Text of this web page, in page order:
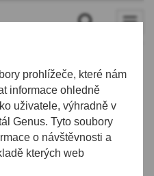
prohlížeče, které nám
informace ohledně
uživatele, výhradně v
Genus. Tyto soubory
o návštěvnosti a
kterých web
užili 8. ročník